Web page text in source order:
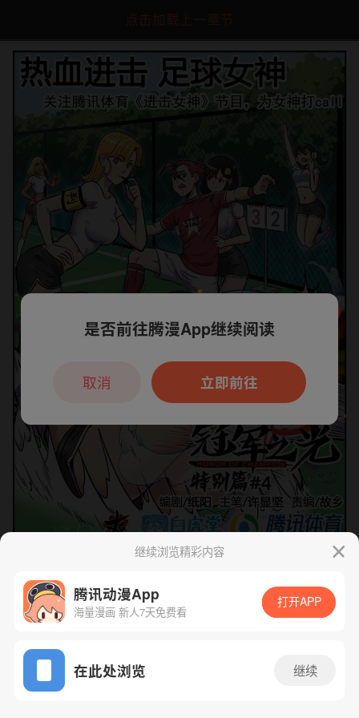
点击加载上一章节
App免费看
下一话 腾漫App免费看
继续浏览精彩内容
腾讯动漫App
海量漫画 新人7天免费看
打开APP
在此处浏览 继续
本章节仅支持App阅读，可打开App新用
户7天免费看
是否前往腾漫App继续阅读
立即前往
取消